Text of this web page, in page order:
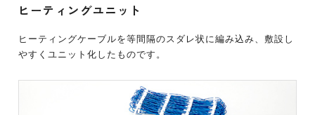
ヒーティングユニット
ヒーティングケーブルを等間隔のスダレ状に編み込み、敷設し
やすくユニット化したものです。